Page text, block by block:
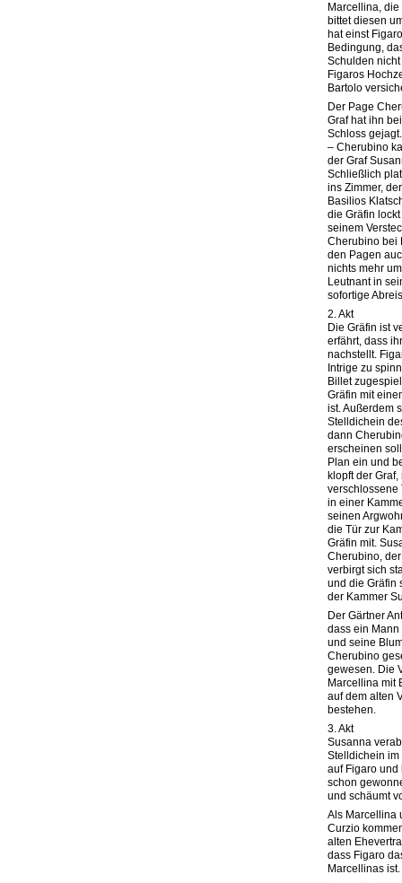
Marcellina,
bittet diesen
hat einst
Bedingung,
Schulden
Figaros
Bartolo
Der Page
Graf hat ihn
Schloss
– Cherubino
der Graf
Schließlich
ins Zimmer,
Basilios
die Gräfin
seinem
Cherubino bei
den Pagen
nichts mehr
Leutnant in
sofortige
2. Akt
Die Gräfin ist
erfährt, dass
nachstellt.
Intrige zu
Billet
Gräfin mit
ist. Außerdem
Stelldichein
dann
erscheinen
Plan ein und
klopft der
verschlossene
in einer
seinen
die Tür zur
Gräfin mit.
Cherubino,
verbirgt sich
und die Gräfin
der Kammer
Der Gärtner
dass ein
und seine
Cherubino
gewesen. Die
Marcellina mit
auf dem alten
bestehen.
3. Akt
Susanna
Stelldichein im
auf Figaro und
schon
und schäumt
Als Marcellina
Curzio
alten
dass Figaro
Marcellinas